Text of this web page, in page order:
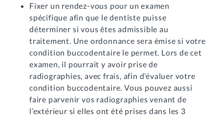
Fixer un rendez-vous pour un examen
spécifique afin que le dentiste puisse
déterminer si vous êtes admissible au
traitement. Une ordonnance sera émise si votre
condition buccodentaire le permet. Lors de cet
examen, il pourrait y avoir prise de
radiographies, avec frais, afin d’évaluer votre
condition buccodentaire. Vous pouvez aussi
faire parvenir vos radiographies venant de
l’extérieur si elles ont été prises dans les 3